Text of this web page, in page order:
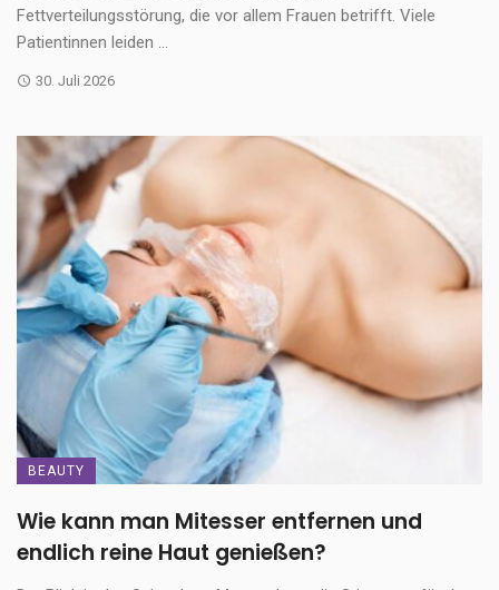
Fettverteilungsstörung, die vor allem Frauen betrifft. Viele
Patientinnen leiden ...
30. Juli 2026
BEAUTY
Wie kann man Mitesser entfernen und
endlich reine Haut genießen?